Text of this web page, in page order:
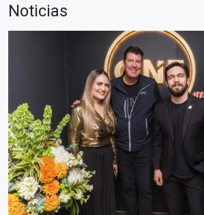
Noticias